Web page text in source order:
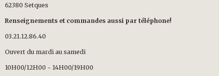
62380 Setques
Renseignements et commandes aussi par téléphone!
03.21.12.86.40
Ouvert du mardi au samedi
10H00/12H00 - 14H00/19H00